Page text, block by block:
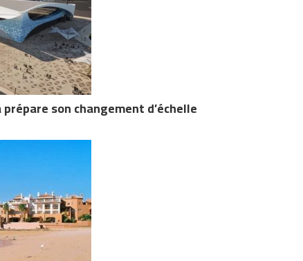
son changement d’échelle